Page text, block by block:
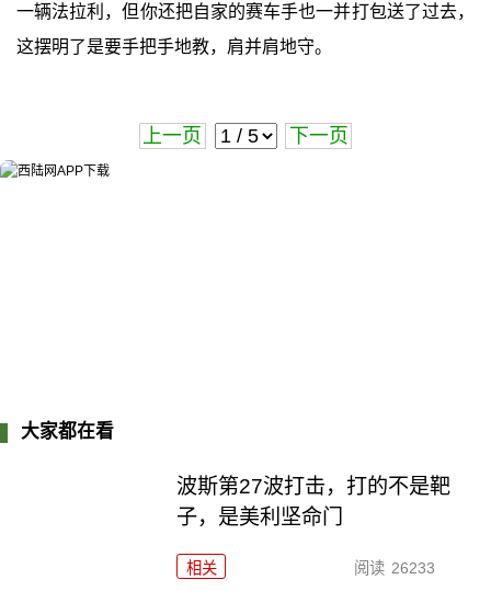
一辆法拉利，但你还把自家的赛车手也一并打包送了过去，
这摆明了是要手把手地教，肩并肩地守。
上一页 下一页
大家都在看
波斯第27波打击，打的不是靶
子，是美利坚命门
相关 阅读 26233